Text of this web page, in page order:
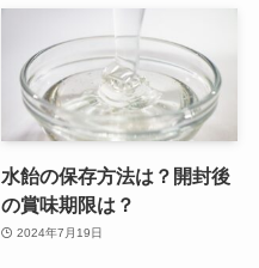
水飴の保存方法は？開封後
の賞味期限は？
2024年7月19日